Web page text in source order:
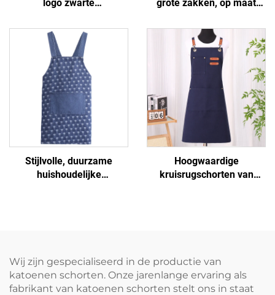
logo zwarte
schorten -
katoen/polyester katoen,
ademend en koelend,
verstelbaar met zakken,
voor café, BBQ,
voedselverzorging en
schoonmaken
grote zakken, op maat
en beschilderingen, op
maat gemaakt voor
volwassenen met
afneembare handdoek
Stijlvolle, duurzame
huishoudelijke
Hoogwaardige
kruisrugschorten van
bakkerijen
Wij zijn gespecialiseerd in de productie van
katoenen schorten. Onze jarenlange ervaring als
fabrikant van katoenen schorten stelt ons in staat